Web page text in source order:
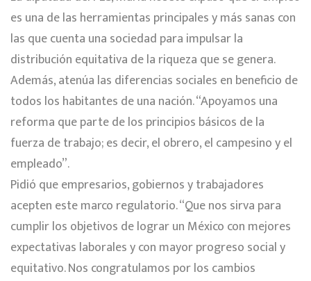
es una de las herramientas principales y más sanas con
las que cuenta una sociedad para impulsar la
distribución equitativa de la riqueza que se genera.
Además, atenúa las diferencias sociales en beneficio de
todos los habitantes de una nación. “Apoyamos una
reforma que parte de los principios básicos de la
fuerza de trabajo; es decir, el obrero, el campesino y el
empleado”.
Pidió que empresarios, gobiernos y trabajadores
acepten este marco regulatorio. “Que nos sirva para
cumplir los objetivos de lograr un México con mejores
expectativas laborales y con mayor progreso social y
equitativo. Nos congratulamos por los cambios